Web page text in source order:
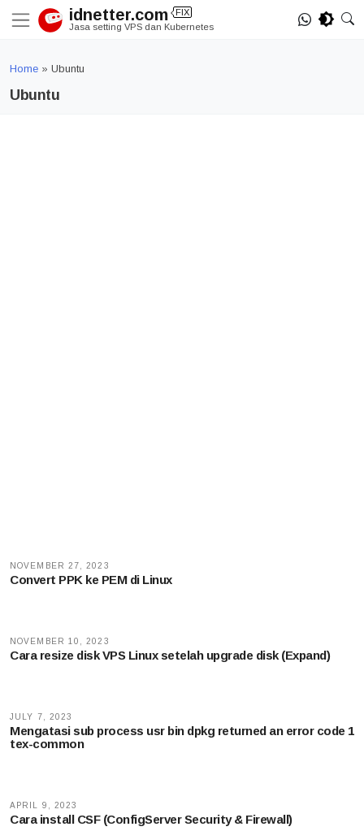
idnetter.com FIX
Jasa setting VPS dan Kubernetes
Home » Ubuntu
Ubuntu
NOVEMBER 27, 2023
Convert PPK ke PEM di Linux
NOVEMBER 10, 2023
Cara resize disk VPS Linux setelah upgrade disk (Expand)
JULY 7, 2023
Mengatasi sub process usr bin dpkg returned an error code 1
tex-common
APRIL 9, 2023
Cara install CSF (ConfigServer Security & Firewall)